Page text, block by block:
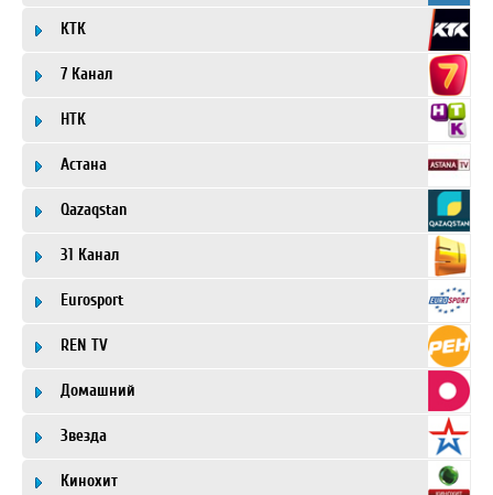
КТК
7 Канал
НТК
Астана
Qazaqstan
31 Канал
Eurosport
REN TV
Домашний
Звезда
Кинохит